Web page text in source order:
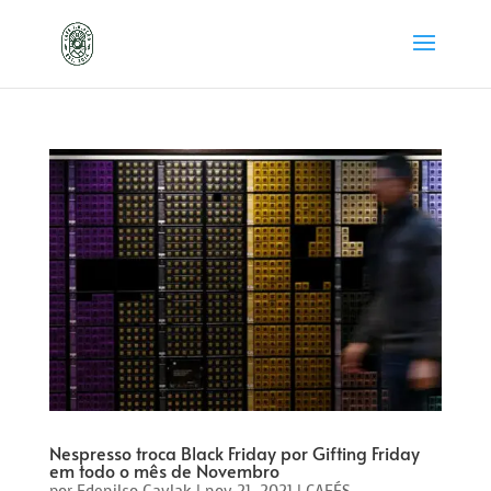
Nespresso troca Black Friday por Gifting Friday
em todo o mês de Novembro